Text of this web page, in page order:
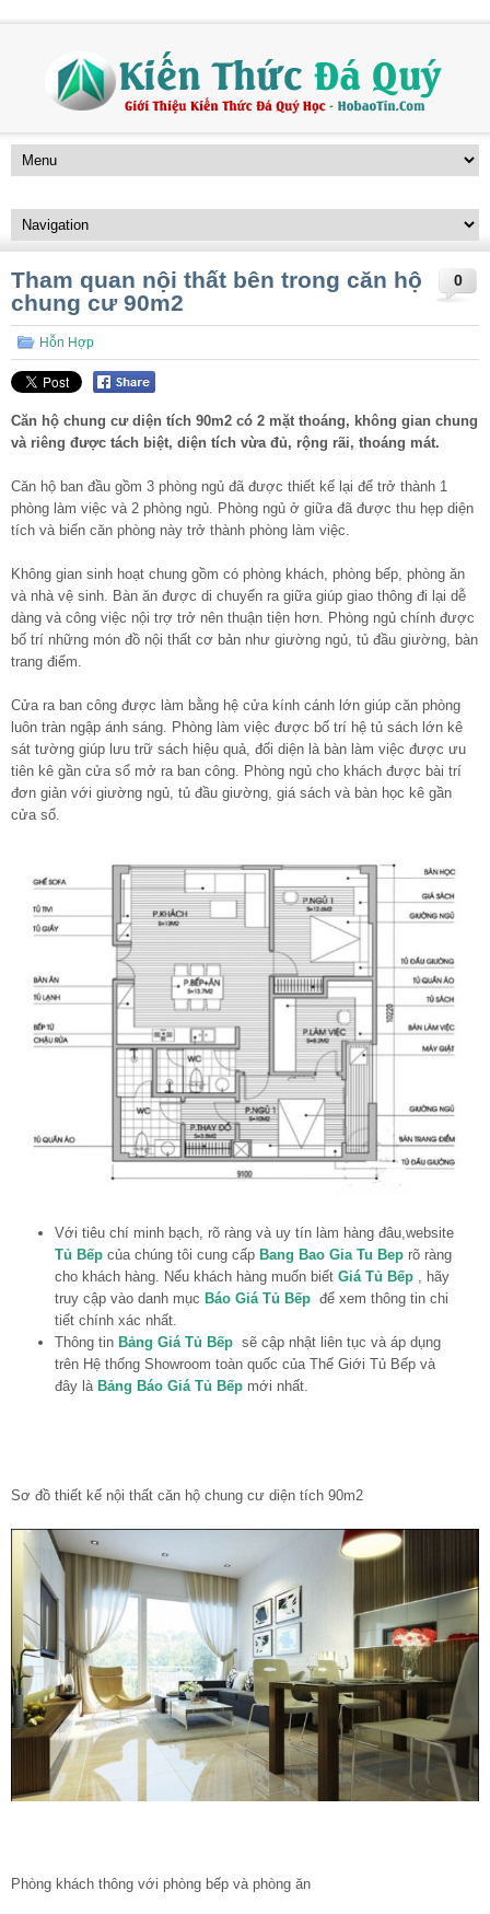
0
Tham quan nội thất bên trong căn hộ
chung cư 90m2
Hỗn Hợp
Căn hộ chung cư diện tích 90m2 có 2 mặt thoáng, không gian chung
và riêng được tách biệt, diện tích vừa đủ, rộng rãi, thoáng mát.
Căn hộ ban đầu gồm 3 phòng ngủ đã được thiết kế lại để trở thành 1
phòng làm việc và 2 phòng ngủ. Phòng ngủ ở giữa đã được thu hẹp diện
tích và biến căn phòng này trở thành phòng làm việc.
Không gian sinh hoạt chung gồm có phòng khách, phòng bếp, phòng ăn
và nhà vệ sinh. Bàn ăn được di chuyển ra giữa giúp giao thông đi lại dễ
dàng và công việc nội trợ trở nên thuận tiện hơn. Phòng ngủ chính được
bố trí những món đồ nội thất cơ bản như giường ngủ, tủ đầu giường, bàn
trang điểm.
Cửa ra ban công được làm bằng hệ cửa kính cánh lớn giúp căn phòng
luôn tràn ngập ánh sáng. Phòng làm việc được bố trí hệ tủ sách lớn kê
sát tường giúp lưu trữ sách hiệu quả, đối diện là bàn làm việc được ưu
tiên kê gần cửa sổ mở ra ban công. Phòng ngủ cho khách được bài trí
đơn giản với giường ngủ, tủ đầu giường, giá sách và bàn học kê gần
cửa sổ.
Với tiêu chí minh bạch, rõ ràng và uy tín làm hàng đâu,website
Tủ Bếp của chúng tôi cung cấp Bang Bao Gia Tu Bep rõ ràng
cho khách hàng. Nếu khách hàng muốn biết Giá Tủ Bếp , hãy
truy cập vào danh mục Báo Giá Tủ Bếp để xem thông tin chi
tiết chính xác nhất.
Thông tin Bảng Giá Tủ Bếp sẽ cập nhật liên tục và áp dụng
trên Hệ thống Showroom toàn quốc của Thế Giới Tủ Bếp và
đây là Bảng Báo Giá Tủ Bếp mới nhất.
Sơ đồ thiết kế nội thất căn hộ chung cư diện tích 90m2
Phòng khách thông với phòng bếp và phòng ăn